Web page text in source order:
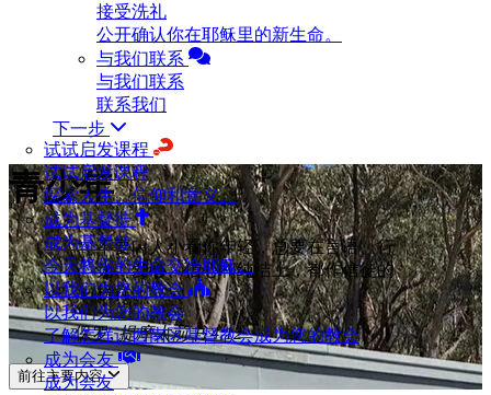
接受洗礼
公开确认你在耶稣里的新生命。
与我们联系
与我们联系
联系我们
下一步
试试启发课程
试试启发课程
探索人生、信仰和意义。
成为基督徒
成为基督徒
今天将你的生命交给耶稣。
以我们为您的教会
以我们为您的教会
了解怎样让西南区基督教会成为您的教会
成为会友
成为会友
青少年
不要叫人小看你年轻，总要在言语、行
为、爱心、信心和纯洁上，都作信徒的
榜样。
— 保罗,提摩太前书 4:12
前往主要内容